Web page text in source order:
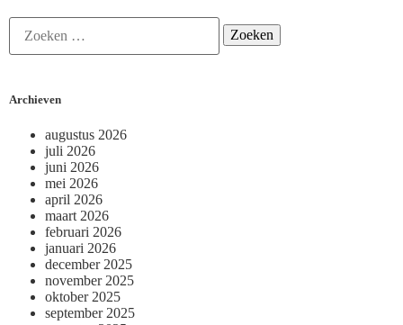
Archieven
augustus 2026
juli 2026
juni 2026
mei 2026
april 2026
maart 2026
februari 2026
januari 2026
december 2025
november 2025
oktober 2025
september 2025